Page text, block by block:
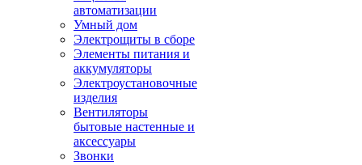
автоматизации
Умный дом
Электрощиты в сборе
Элементы питания и
аккумуляторы
Электроустановочные
изделия
Вентиляторы
бытовые настенные и
аксессуары
Звонки